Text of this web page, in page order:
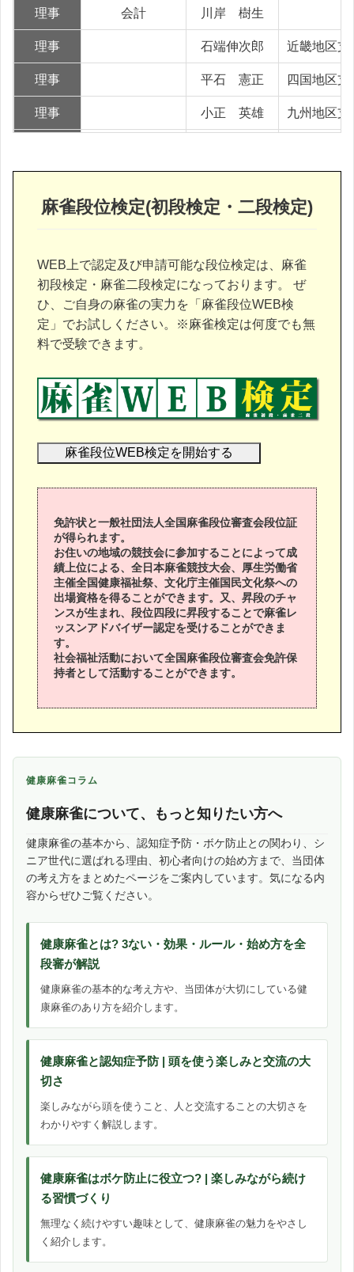
理事 会計 川岸 樹生
理事 石端伸次郎 近畿地区支
理事 平石 憲正 四国地区支
理事 小正 英雄 九州地区支
監事 青野 勝
常任委員 内村 信夫
常任委員 小林 一就
常任委員
常任委員 田邊 蛍子
常任委員 鷹羽 美徳
常任委員 近野 理智男
常任委員 岩村 美智子
常任委員 宮川 悟
麻雀段位検定(初段検定・二段検定)
WEB上で認定及び申請可能な段位検定は、麻雀
初段検定・麻雀二段検定になっております。 ぜ
ひ、ご自身の麻雀の実力を「麻雀段位WEB検
定」でお試しください。※麻雀検定は何度でも無
料で受験できます。
麻雀段位WEB検定を開始する
免許状と一般社団法人全国麻雀段位審査会段位証
が得られます。
お住いの地域の競技会に参加することによって成
績上位による、全日本麻雀競技大会、厚生労働省
主催全国健康福祉祭、文化庁主催国民文化祭への
出場資格を得ることができます。又、昇段のチャ
ンスが生まれ、段位四段に昇段することで麻雀レ
ッスンアドバイザー認定を受けることができま
す。
社会福祉活動において全国麻雀段位審査会免許保
持者として活動することができます。
健康麻雀コラム
健康麻雀について、もっと知りたい方へ
健康麻雀の基本から、認知症予防・ボケ防止との関わり、シ
ニア世代に選ばれる理由、初心者向けの始め方まで、当団体
の考え方をまとめたページをご案内しています。気になる内
容からぜひご覧ください。
健康麻雀とは? 3ない・効果・ルール・始め方を全
段審が解説
健康麻雀の基本的な考え方や、当団体が大切にしている健
康麻雀のあり方を紹介します。
健康麻雀と認知症予防 | 頭を使う楽しみと交流の大
切さ
楽しみながら頭を使うこと、人と交流することの大切さを
わかりやすく解説します。
健康麻雀はボケ防止に役立つ? | 楽しみながら続け
る習慣づくり
無理なく続けやすい趣味として、健康麻雀の魅力をやさし
く紹介します。